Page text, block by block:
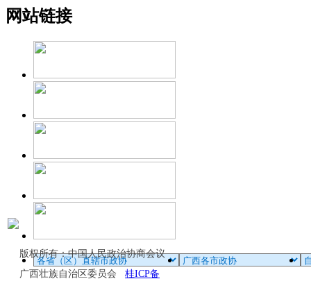
网站链接
版权所有：中国人民政治协商会议
广西壮族自治区委员会 桂ICP备